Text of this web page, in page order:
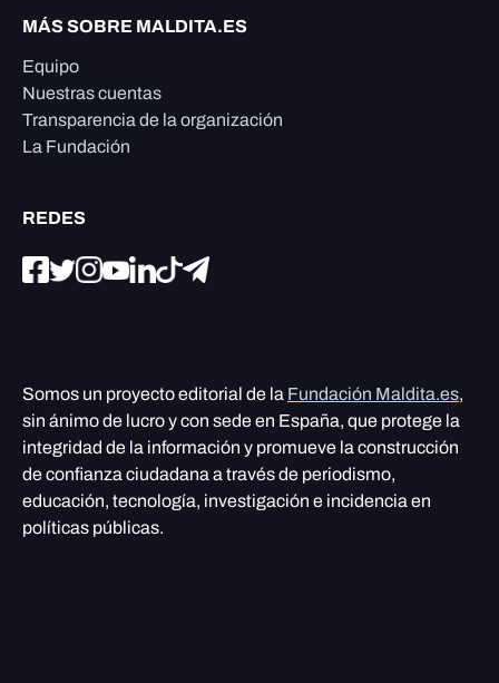
MÁS SOBRE MALDITA.ES
Equipo
Nuestras cuentas
Transparencia de la organización
La Fundación
REDES
Somos un proyecto editorial de la Fundación Maldita.es,
sin ánimo de lucro y con sede en España, que protege la
integridad de la información y promueve la construcción
de confianza ciudadana a través de periodismo,
educación, tecnología, investigación e incidencia en
políticas públicas.